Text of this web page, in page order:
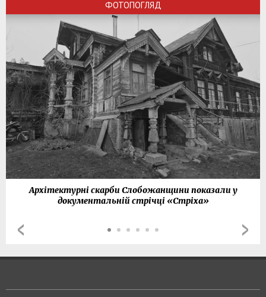
ФОТОПОГЛЯД
Архітектурні скарби Слобожанщини показали у
документальній стрічці «Стріха»